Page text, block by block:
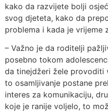
kako da razvijete bolji
svog djeteta, kako da
problema i kada je vrijeme
– Važno je da roditelji
posebno tokom
da tinejdžeri žele provoditi
to osamljivanje postane
interes za komunikaciju,
koje je ranije voljelo, to